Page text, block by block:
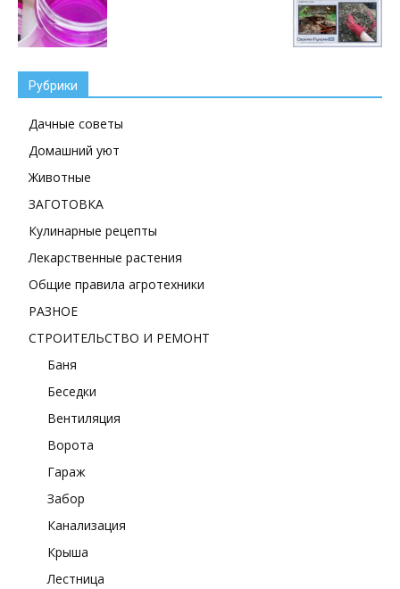
Рубрики
Дачные советы
Домашний уют
Животные
ЗАГОТОВКА
Кулинарные рецепты
Лекарственные растения
Общие правила агротехники
РАЗНОЕ
СТРОИТЕЛЬСТВО И РЕМОНТ
Баня
Беседки
Вентиляция
Ворота
Гараж
Забор
Канализация
Крыша
Лестница